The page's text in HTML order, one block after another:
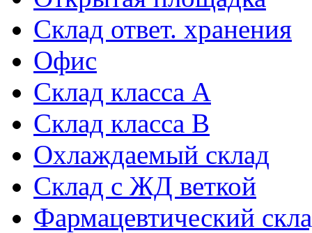
Склад ответ. хранения
Офис
Склад класса A
Склад класса B
Охлаждаемый склад
Склад с ЖД веткой
Фармацевтический